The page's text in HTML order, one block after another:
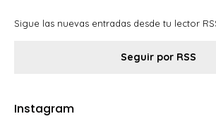
Sigue las nuevas entradas desde tu lector
Seguir por RSS
Instagram